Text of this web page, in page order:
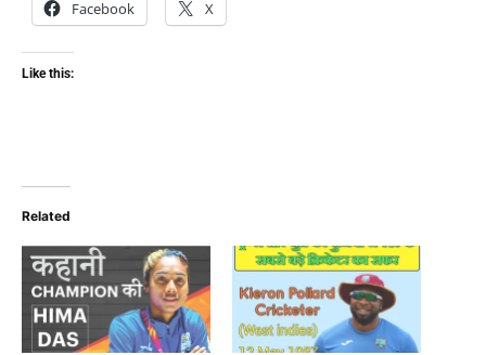
Facebook X
Like this:
Related